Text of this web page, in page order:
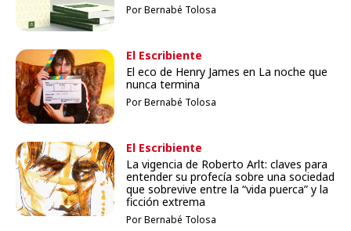
Por Bernabé Tolosa
El Escribiente
El eco de Henry James en La noche que
nunca termina
Por Bernabé Tolosa
El Escribiente
La vigencia de Roberto Arlt: claves para
entender su profecía sobre una sociedad
que sobrevive entre la “vida puerca” y la
ficción extrema
Por Bernabé Tolosa